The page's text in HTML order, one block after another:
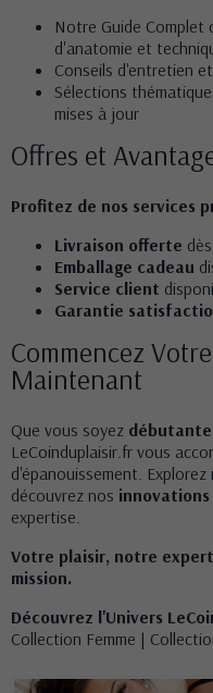
Notre Guide Complet
d'anatomie et
Conseils d'entretien
Sélections
mises à jour
Offres et
Profitez de nos services
Livraison offerte
Emballage cadeau
Service client
Garantie
Commencez
Maintenant
Que vous soyez débutante
LeCoinduplaisir.fr vous
d'épanouissement. Explorez
découvrez nos innovations
expertise.
Votre plaisir, notre
mission.
Découvrez l'Univers
Collection Femme |